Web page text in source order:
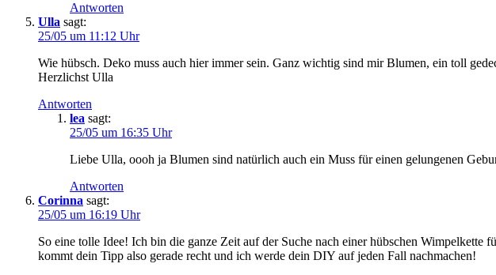
Antworten
Ulla sagt:
25/05 um 11:12 Uhr
Wie hübsch. Deko muss auch hier immer sein. Ganz wichtig sind mir Blumen, ein toll
Herzlichst Ulla
Antworten
lea sagt:
25/05 um 16:35 Uhr
Liebe Ulla, oooh ja Blumen sind natürlich auch ein Muss für einen gelungenen
Antworten
Corinna sagt:
25/05 um 16:19 Uhr
So eine tolle Idee! Ich bin die ganze Zeit auf der Suche nach einer hübschen
kommt dein Tipp also gerade recht und ich werde dein DIY auf jeden Fall nachmachen!